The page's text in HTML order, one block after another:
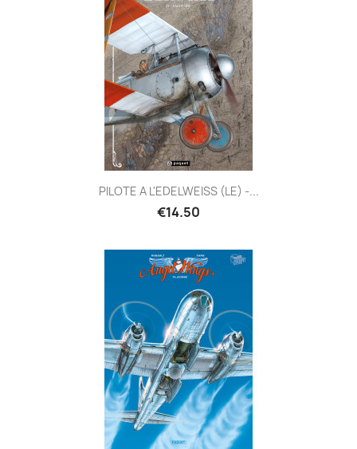
PILOTE A L'EDELWEISS (LE) -...
€14.50